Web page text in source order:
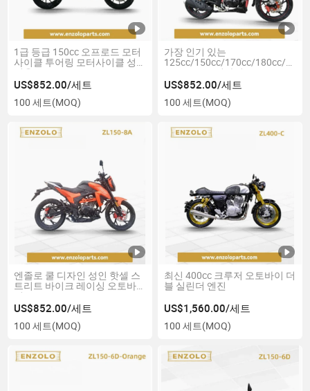
1급 등급 150cc 오프로드 모터
사이클 투어링 모터사이클 성
인용
US$852.00/세트
100 세트(MOQ)
가장 인기 있는
125cc/150cc/170cc/180cc/
오프로드 모터사이클 모토 크
로스 컨트리 가스 파워드 거친
도로 모터사이클
US$852.00/세트
100 세트(MOQ)
엔졸로 쿨 디자인 성인 핫셀 스
트리트 바이크 레이싱 오토바
이
US$852.00/세트
100 세트(MOQ)
최신 400cc 크루저 오토바이 더
블 실린더 엔진
US$1,560.00/세트
100 세트(MOQ)